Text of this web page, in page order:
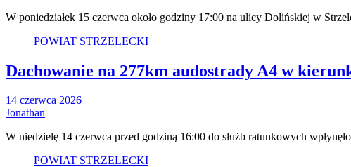
W poniedziałek 15 czerwca około godziny 17:00 na ulicy Dolińskiej w
POWIAT STRZELECKI
Dachowanie na 277km audostrady A4 w
14 czerwca 2026
Jonathan
W niedzielę 14 czerwca przed godziną 16:00 do służb ratunkowych
POWIAT STRZELECKI